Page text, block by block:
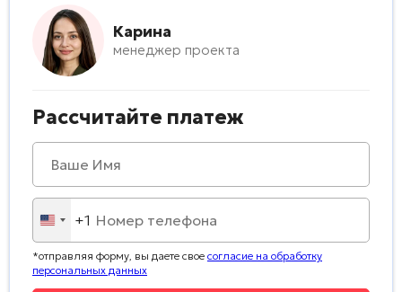
Карина
менеджер проекта
Рассчитайте платеж
United
States
+1
+1
*отправляя форму, вы даете свое согласие на обработку
персональных данных